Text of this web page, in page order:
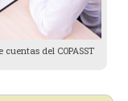
del COPASST